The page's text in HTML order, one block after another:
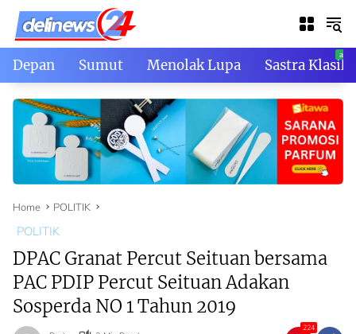
Skip
content
Depan Sumut Menolak Lupa Sastra Klasik
Home POLITIK
POLITIK
DPAC Granat Percut Seituan bersama
PAC PDIP Percut Seituan Adakan
Sosperda NO 1 Tahun 2019
224